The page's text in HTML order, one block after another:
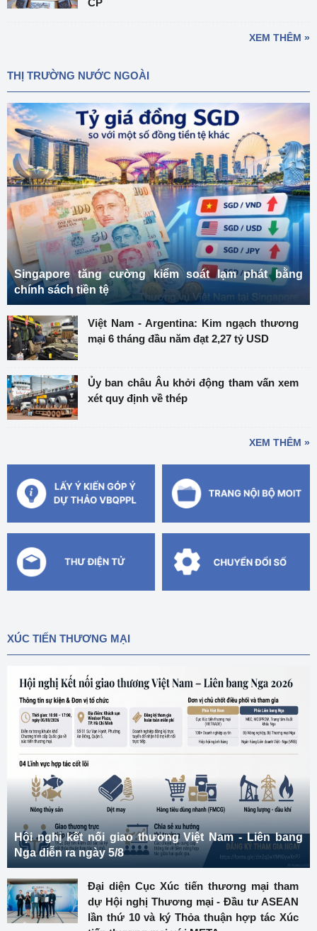
CP
XEM THÊM »
THỊ TRƯỜNG NƯỚC NGOÀI
Singapore tăng cường kiểm soát lạm phát bằng
chính sách tiền tệ
Việt Nam - Argentina: Kim ngạch thương
mại 6 tháng đầu năm đạt 2,27 tỷ USD
Ủy ban châu Âu khởi động tham vấn xem
xét quy định về thép
XEM THÊM »
XÚC TIẾN THƯƠNG MẠI
Hội nghị kết nối giao thương Việt Nam - Liên bang
Nga diễn ra ngày 5/8
Đại diện Cục Xúc tiến thương mại tham
dự Hội nghị Thương mại - Đầu tư ASEAN
lần thứ 10 và ký Thỏa thuận hợp tác Xúc